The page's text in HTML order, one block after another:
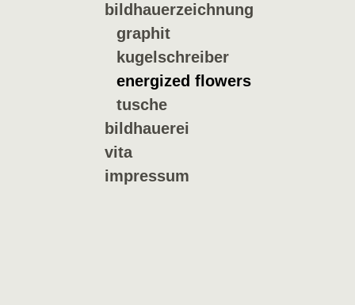
bildhauerzeichnung
graphit
kugelschreiber
energized flowers
tusche
bildhauerei
vita
impressum